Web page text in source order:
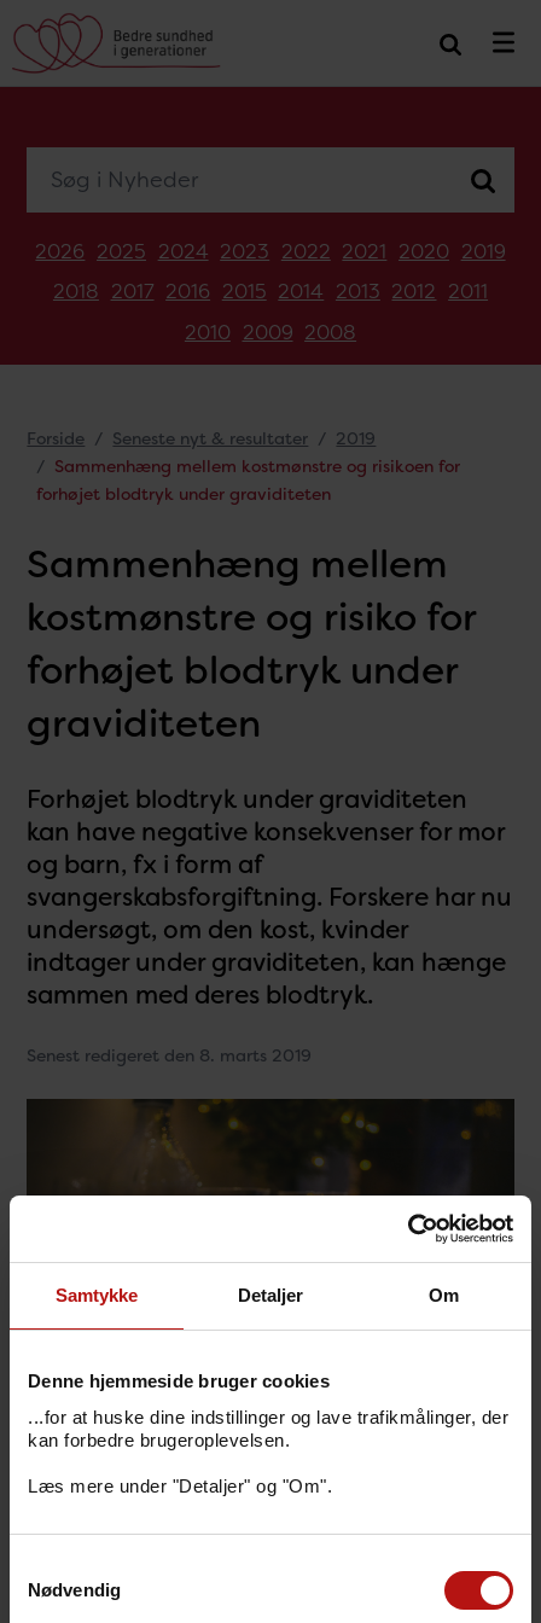
Samtykke Detaljer Om
Denne hjemmeside bruger cookies
...for at huske dine indstillinger og lave trafikmålinger, der
kan forbedre brugeroplevelsen.
Læs mere under "Detaljer" og "Om".
Nødvendig
2026 2025 2024 2023 2022 2021 2020 2019
2018 2017 2016 2015 2014 2013 2012 2011
2010 2009 2008
Forside Seneste nyt & resultater
2019
Sammenhæng mellem kostmønstre og risikoen for
forhøjet blodtryk under graviditeten
Sammenhæng mellem
kostmønstre og risiko for
forhøjet blodtryk under
graviditeten
Forhøjet blodtryk under graviditeten
kan have negative konsekvenser for mor
og barn, fx i form af
svangerskabsforgiftning. Forskere har nu
undersøgt, om den kost, kvinder
indtager under graviditeten, kan hænge
sammen med deres blodtryk.
Senest redigeret den 8. marts 2019
undersøgt gravide kvinders kost og opdelt
en sammenhæng mellem de enkelte
kostmønstre og risikoen for forhøjet blodtryk